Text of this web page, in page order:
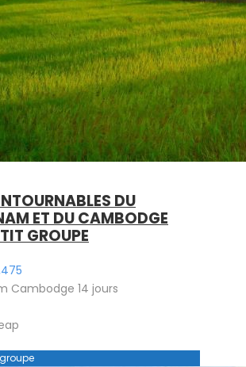
DU
ET DU CAMBODGE
GROUPE
Cambodge 14 jours